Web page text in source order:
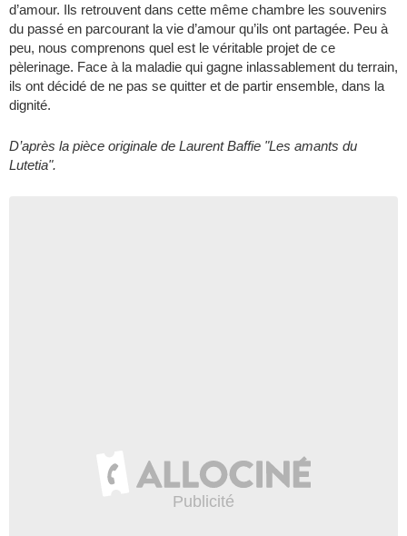
d’amour. Ils retrouvent dans cette même chambre les souvenirs
du passé en parcourant la vie d’amour qu’ils ont partagée. Peu à
peu, nous comprenons quel est le véritable projet de ce
pèlerinage. Face à la maladie qui gagne inlassablement du terrain,
ils ont décidé de ne pas se quitter et de partir ensemble, dans la
dignité.
D’après la pièce originale de Laurent Baffie "Les amants du
Lutetia".